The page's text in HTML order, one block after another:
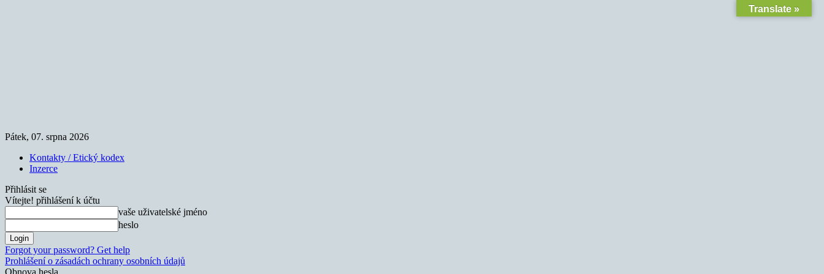
Pátek, 07. srpna 2026
Kontakty / Etický kodex
Inzerce
Přihlásit se
Vítejte! přihlášení k účtu
vaše uživatelské jméno
heslo
Forgot your password? Get help
Prohlášení o zásadách ochrany osobních údajů
Obnova hesla
Translate »